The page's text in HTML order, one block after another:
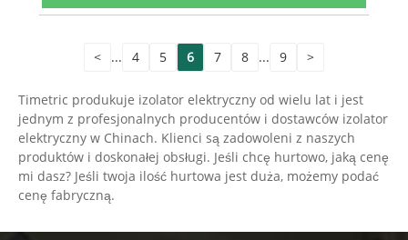
< ... 4 5 6 7 8 ... 9 >
Timetric produkuje izolator elektryczny od wielu lat i jest
jednym z profesjonalnych producentów i dostawców izolator
elektryczny w Chinach. Klienci są zadowoleni z naszych
produktów i doskonałej obsługi. Jeśli chcę hurtowo, jaką cenę
mi dasz? Jeśli twoja ilość hurtowa jest duża, możemy podać
cenę fabryczną.